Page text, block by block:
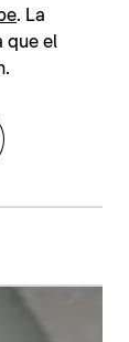
. La
que el